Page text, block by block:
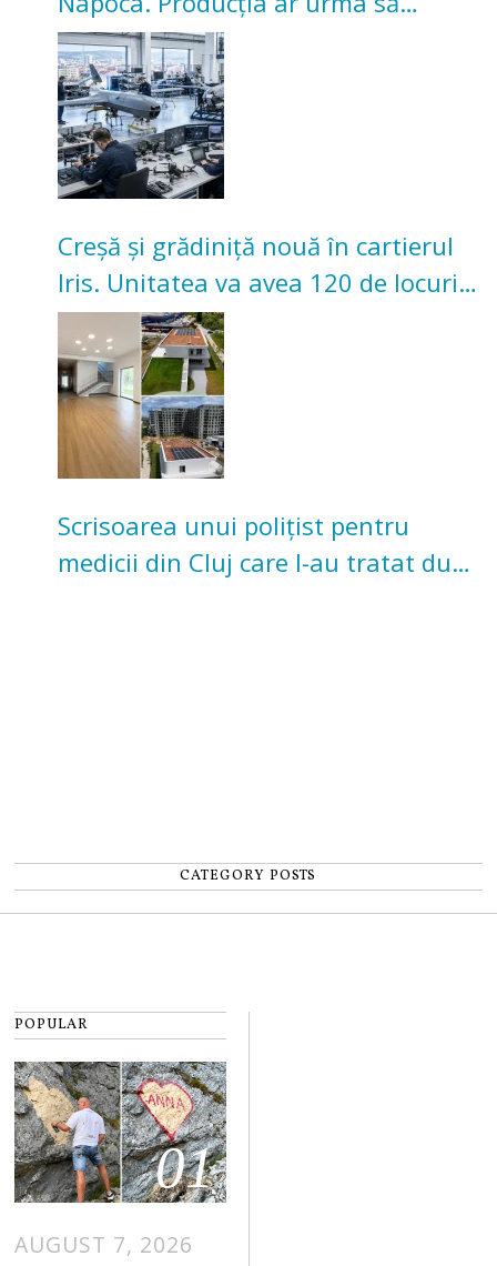
înceapă în toamna acestui an
Creșă și grădiniță nouă în cartierul
Iris. Unitatea va avea 120 de locuri
pentru copii
Scrisoarea unui polițist pentru
medicii din Cluj care l-au tratat după
CATEGORY POSTS
POPULAR
01
AUGUST 7, 2026